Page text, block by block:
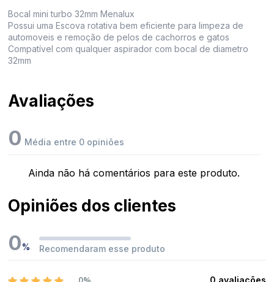
Bocal mini turbo 32mm Menalux
Possui uma Escova rotativa bem eficiente para limpeza de
automoveis e remoção de pelos de cachorros e gatos
Compatível com qualquer aspirador com bocal de diametro
32mm
Avaliações
0 Média entre 0 opiniões
Ainda não há comentários para este produto.
Opiniões dos clientes
0% Recomendaram esse produto
0 avaliações